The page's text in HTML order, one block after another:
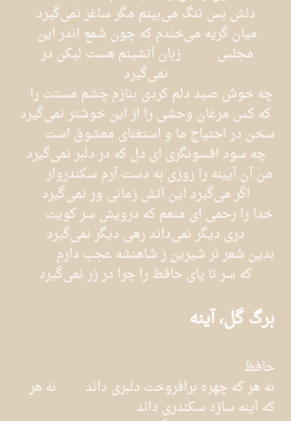
دلش بس تنگ می‌بینم مگر ساغر نمی‌گیرد
میان گریه می‌خندم که چون شمع اندر این
مجلس	زبان آتشینم هست لیکن در
نمی‌گیرد
که کس مرغان وحشی را از این خوشتر نمی‌گیرد
چه سود افسونگری ای دل که در دلبر نمی‌گیرد
اگر می‌گیرد این آتش زمانی ور نمی‌گیرد
دری دیگر نمی‌داند رهی دیگر نمی‌گیرد
که سر تا پای حافظ را چرا در زر نمی‌گیرد
برگ گل، آینه
حافظ
نه هر که چهره برافروخت دلبری داند	نه هر
که آینه سازد سکندری داند